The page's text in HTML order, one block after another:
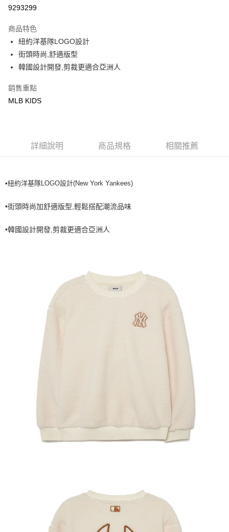
悠遊付
運送方式
每筆NT$60，滿NT$499(含以上)免運費
7-11取貨付款<未取貨列黑名單/不支援離島取退>
每筆NT$60，滿NT$499(含以上)免運費
宅配滿699免運
9293299
商品特色
紐約洋基隊LOGO設計
街頭時尚,舒適版型
韓國設計開發,剪裁更適合亞洲人
銷售重點
MLB KIDS
詳細說明 商品規格 相關推薦
•紐約洋基隊LOGO設計(New York Yankees)
•街頭時尚加舒適版型,輕鬆搭配潮流品味
•韓國設計開發,剪裁更適合亞洲人